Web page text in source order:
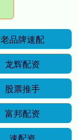
老品牌速配
龙辉配资
股票推手
富邦配资